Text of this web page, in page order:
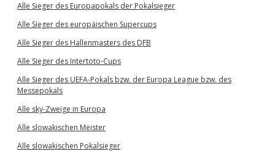
Alle Sieger des Europapokals der Pokalsieger
Alle Sieger des europäischen Supercups
Alle Sieger des Hallenmasters des DFB
Alle Sieger des Intertoto-Cups
Alle Sieger des UEFA-Pokals bzw. der Europa League bzw. des
Messepokals
Alle sky-Zweige in Europa
Alle slowakischen Meister
Alle slowakischen Pokalsieger